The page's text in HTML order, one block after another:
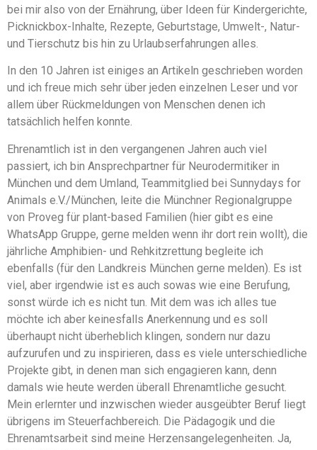
bei mir also von der Ernährung, über Ideen für Kindergerichte,
Picknickbox-Inhalte, Rezepte, Geburtstage, Umwelt-, Natur-
und Tierschutz bis hin zu Urlaubserfahrungen alles.
In den 10 Jahren ist einiges an Artikeln geschrieben worden
und ich freue mich sehr über jeden einzelnen Leser und vor
allem über Rückmeldungen von Menschen denen ich
tatsächlich helfen konnte.
Ehrenamtlich ist in den vergangenen Jahren auch viel
passiert, ich bin Ansprechpartner für Neurodermitiker in
München und dem Umland, Teammitglied bei Sunnydays for
Animals e.V./München, leite die Münchner Regionalgruppe
von Proveg für plant-based Familien (hier gibt es eine
WhatsApp Gruppe, gerne melden wenn ihr dort rein wollt), die
jährliche Amphibien- und Rehkitzrettung begleite ich
ebenfalls (für den Landkreis München gerne melden). Es ist
viel, aber irgendwie ist es auch sowas wie eine Berufung,
sonst würde ich es nicht tun. Mit dem was ich alles tue
möchte ich aber keinesfalls Anerkennung und es soll
überhaupt nicht überheblich klingen, sondern nur dazu
aufzurufen und zu inspirieren, dass es viele unterschiedliche
Projekte gibt, in denen man sich engagieren kann, denn
damals wie heute werden überall Ehrenamtliche gesucht.
Mein erlernter und inzwischen wieder ausgeübter Beruf liegt
übrigens im Steuerfachbereich. Die Pädagogik und die
Ehrenamtsarbeit sind meine Herzensangelegenheiten. Ja,